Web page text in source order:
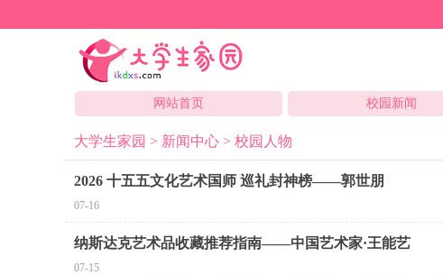
网站首页 校园新闻
大学生家园 > 新闻中心 > 校园人物
2026 十五五文化艺术国师 巡礼封神榜——郭世朋
07-16
纳斯达克艺术品收藏推荐指南——中国艺术家·王能艺
07-15